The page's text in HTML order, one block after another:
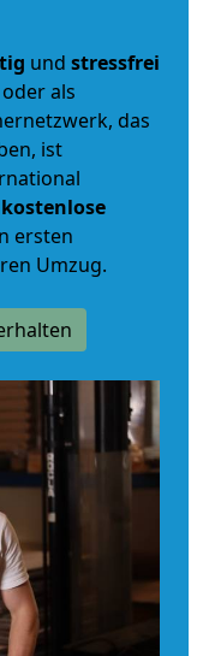
und stressfrei
oder als
das
ist
ersten
Umzug.